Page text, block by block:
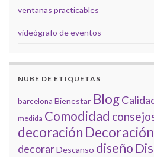
ventanas practicables
videógrafo de eventos
NUBE DE ETIQUETAS
barcelona Bienestar Blog
medida Comodidad
decoración
decorarDescanso diseño